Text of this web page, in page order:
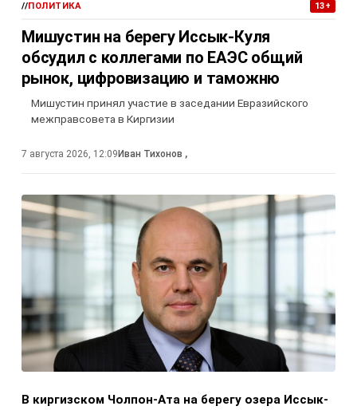
//ПОЛИТИКА 13+
Мишустин на берегу Иссык-Куля
обсудил с коллегами по ЕАЭС общий
рынок, цифровизацию и таможню
Мишустин принял участие в заседании Евразийского
межправсовета в Киргизии
7 августа 2026, 12:09 Иван Тихонов ,
В киргизском Чолпон-Ата на берегу озера Иссык-